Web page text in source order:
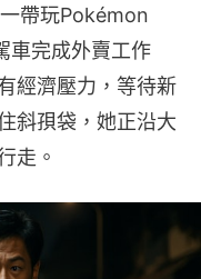
帶玩Pokémon
車完成外賣工作
經濟壓力，等待新
斜孭袋，她正沿大
走。